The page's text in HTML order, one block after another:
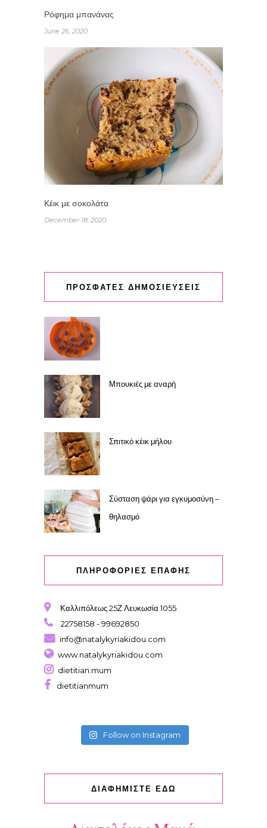
Ρόφημα μπανάνας
June 26, 2020
Κέικ με σοκολάτα
December 18, 2020
ΠΡΟΣΦΑΤΕΣ ΔΗΜΟΣΙΕΥΣΕΙΣ
Μπουκιές με αναρή
Σπιτικό κέικ μήλου
Σύσταση ψάρι για εγκυμοσύνη –
θηλασμό
ΠΛΗΡΟΦΟΡΙΕΣ ΕΠΑΦΗΣ
Καλλιπόλεως 25Ζ Λευκωσία 1055
22758158 - 99692850
info@natalykyriakidou.com
www.natalykyriakidou.com
dietitian.mum
dietitianmum
Follow on Instagram
ΔΙΑΦΗΜΙΣΤΕ ΕΔΩ